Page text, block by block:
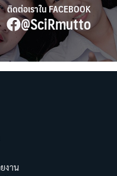
ติดต่อเราใน FACEBOOK
@SciRmutto
งาน